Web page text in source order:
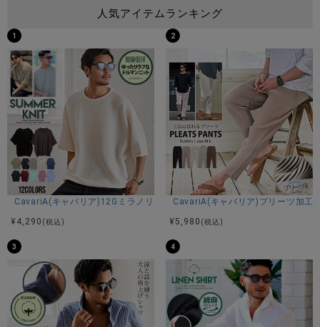
人気アイテムランキング
1
CavariA(キャバリア)12Gミラノリブクルーネックドルマンハーフスリー
¥ 4,290 (税込)
2
CavariA(キャバリア)プリーツ加工
¥ 5,980 (税込)
3 4